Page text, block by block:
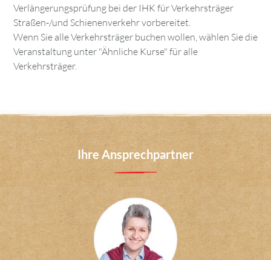
Verlängerungsprüfung bei der IHK für Verkehrsträger
Straßen-/und Schienenverkehr vorbereitet.
Wenn Sie alle Verkehrsträger buchen wollen, wählen Sie die
Veranstaltung unter "Ähnliche Kurse" für alle
Verkehrsträger.
Ihre Ansprechpartner